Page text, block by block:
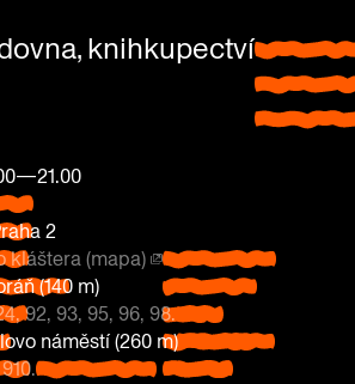
knihkupectví
9.00
2
kláštera (mapa)
Vyšehradská
51, Praha 2
Areál
Emauzského
kláštera
(140 m)
92, 93, 95, 96, 98.Tram:
zastávka
Moráň
náměstí (260 m)
Bus: zastávka